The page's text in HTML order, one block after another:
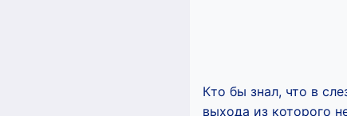
Кто бы знал, что в
выхода из которого